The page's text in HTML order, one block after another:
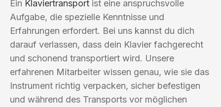
Ein Klaviertransport ist eine anspruchsvolle
Aufgabe, die spezielle Kenntnisse und
Erfahrungen erfordert. Bei uns kannst du dich
darauf verlassen, dass dein Klavier fachgerecht
und schonend transportiert wird. Unsere
erfahrenen Mitarbeiter wissen genau, wie sie das
Instrument richtig verpacken, sicher befestigen
und während des Transports vor möglichen